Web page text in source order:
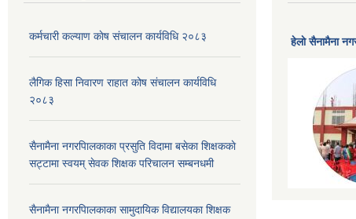
कर्मचारी कल्याण काेष संचालन कार्यविधि २०८३
लैगिक हिसा निवारण राहात कोष संचालन कार्यविधि
२०८३
सैनामैना नगरपािलकाका प्रसुति विदामा बसेका शिक्षककाे
सट्टामा स्वयम् सेवक शिक्षक परिचालन सम्बनधमी
सैनामैना नगरपािलकाका सामुदायिक विद्यालयका शिक्षक
हेलाे सैनामैना